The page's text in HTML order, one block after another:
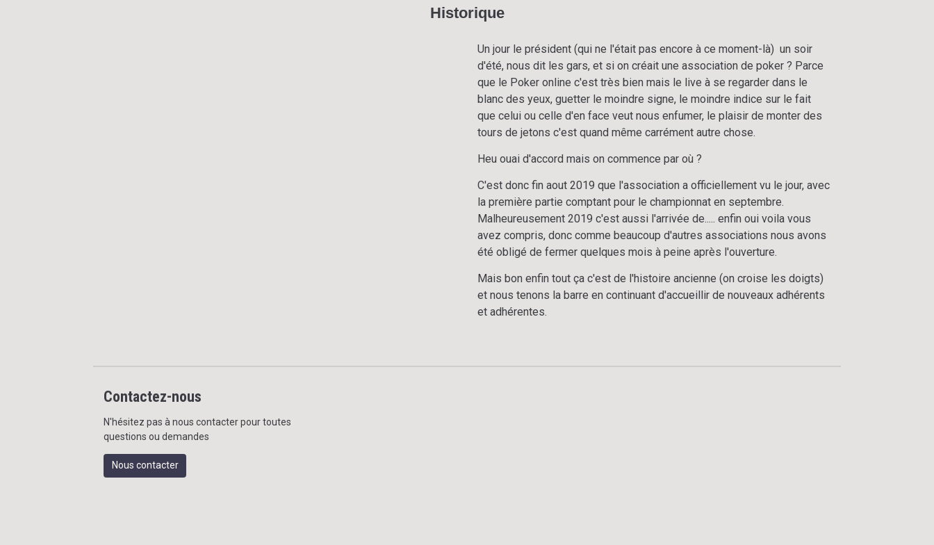
Historique
Un jour le président (qui ne l'était pas encore à ce moment-là) un soir
d'été, nous dit les gars, et si on créait une association de poker ? Parce
que le Poker online c'est très bien mais le live à se regarder dans le
blanc des yeux, guetter le moindre signe, le moindre indice sur le fait
que celui ou celle d'en face veut nous enfumer, le plaisir de monter des
tours de jetons c'est quand même carrément autre chose.
Heu ouai d'accord mais on commence par où ?
C'est donc fin aout 2019 que l'association a officiellement vu le jour, avec
la première partie comptant pour le championnat en septembre.
Malheureusement 2019 c'est aussi l'arrivée de..... enfin oui voila vous
avez compris, donc comme beaucoup d'autres associations nous avons
été obligé de fermer quelques mois à peine après l'ouverture.
Mais bon enfin tout ça c'est de l'histoire ancienne (on croise les doigts)
et nous tenons la barre en continuant d'accueillir de nouveaux adhérents
et adhérentes.
Contactez-nous
N'hésitez pas à nous contacter pour toutes
questions ou demandes
Nous contacter